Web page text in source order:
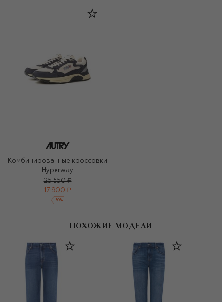
Комбинированные кроссовки
Hyperway
25 550 ₽
17 900 ₽
-30%
ПОХОЖИЕ МОДЕЛИ